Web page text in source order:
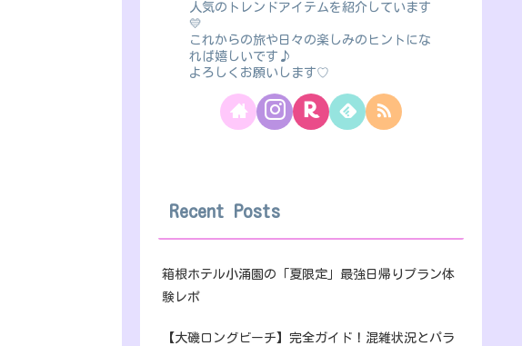
人気のトレンドアイテムを紹介しています
💛
これからの旅や日々の楽しみのヒントにな
れば嬉しいです♪
よろしくお願いします♡
Recent Posts
箱根ホテル小涌園の「夏限定」最強日帰りプラン体
験レポ
【大磯ロングビーチ】完全ガイド！混雑状況とパラ